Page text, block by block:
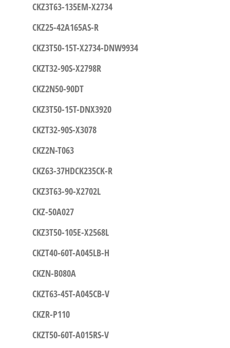
CKZ3T63-135EM-X2734
CKZ25-42A165AS-R
CKZ3T50-15T-X2734-DNW9934
CKZT32-90S-X2798R
CKZ2N50-90DT
CKZ3T50-15T-DNX3920
CKZT32-90S-X3078
CKZ2N-T063
CKZ63-37HDCK235CK-R
CKZ3T63-90-X2702L
CKZ-50A027
CKZ3T50-105E-X2568L
CKZT40-60T-A045LB-H
CKZN-B080A
CKZT63-45T-A045CB-V
CKZR-P110
CKZT50-60T-A015RS-V